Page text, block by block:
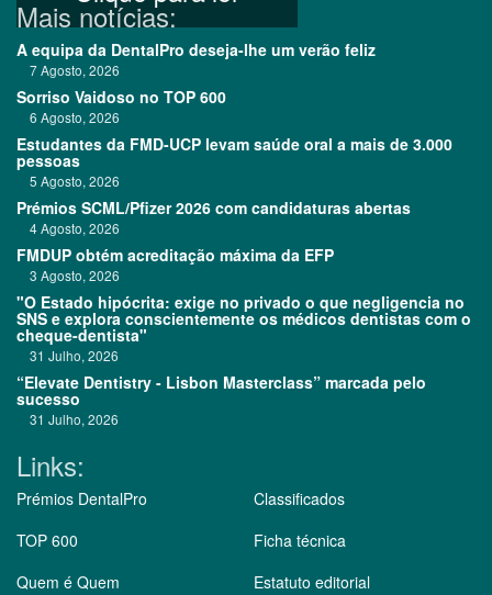
Mais notícias:
A equipa da DentalPro deseja-lhe um verão feliz
7 Agosto, 2026
Sorriso Vaidoso no TOP 600
6 Agosto, 2026
Estudantes da FMD-UCP levam saúde oral a mais de 3.000
pessoas
5 Agosto, 2026
Prémios SCML/Pfizer 2026 com candidaturas abertas
4 Agosto, 2026
FMDUP obtém acreditação máxima da EFP
3 Agosto, 2026
"O Estado hipócrita: exige no privado o que negligencia no
SNS e explora conscientemente os médicos dentistas com o
cheque-dentista"
31 Julho, 2026
“Elevate Dentistry - Lisbon Masterclass” marcada pelo
sucesso
31 Julho, 2026
Links:
Prémios DentalPro
TOP 600
Quem é Quem
Classificados
Ficha técnica
Estatuto editorial